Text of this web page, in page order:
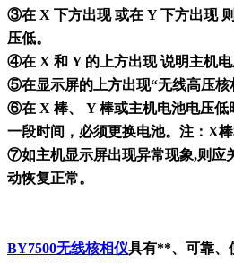
③在 X 下方出现 或在 Y 下方出现
压低。
④在 X 和 Y 的上方出现 说明主机电压
⑤在显示屏的上方出现“无线高压核相
⑥在 X 棒、 Y 棒或主机电池电压低
一段时间，必须更换电池。注：X
⑦如主机显示屏出现异常现象,则应关
动恢复正常。
BY7500无线核相仪具有**、可靠